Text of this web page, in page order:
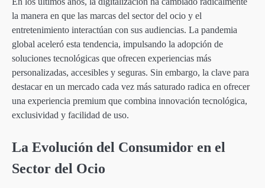
la manera en que las marcas del sector del ocio y el
entretenimiento interactúan con sus audiencias. La pandemia
global aceleró esta tendencia, impulsando la adopción de
soluciones tecnológicas que ofrecen experiencias más
personalizadas, accesibles y seguras. Sin embargo, la clave para
destacar en un mercado cada vez más saturado radica en ofrecer
una experiencia premium que combina innovación tecnológica,
exclusividad y facilidad de uso.
La Evolución del Consumidor en el
Sector del Ocio